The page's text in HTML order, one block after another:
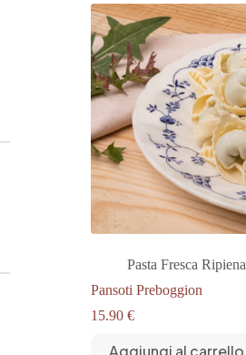
Pasta Fresca Ripiena
Pansoti Preboggion
15.90 €